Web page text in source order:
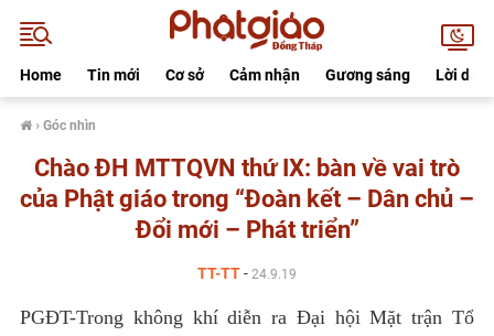
Home Tin mới Cơ sở Cảm nhận Gương sáng Lời dạy
› Góc nhìn
Chào ĐH MTTQVN thứ IX: bàn về vai trò
của Phật giáo trong “Đoàn kết – Dân chủ –
Đổi mới – Phát triển”
TT-TT- 24.9.19
PGĐT-Trong không khí diễn ra Đại hội Mặt trận Tổ